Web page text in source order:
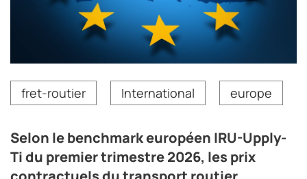
Selon le benchmark européen IRU-Upply-Ti du premier
trimestre 2026, les prix contractuels du transport
traduit un marché moins tiré par la demande que par la
hausse des coûts, en particulier le gazole, les péages
et les tensions de capacité.
fret-routier International europe
Selon le benchmark européen IRU-Upply-
Ti du premier trimestre 2026, les prix